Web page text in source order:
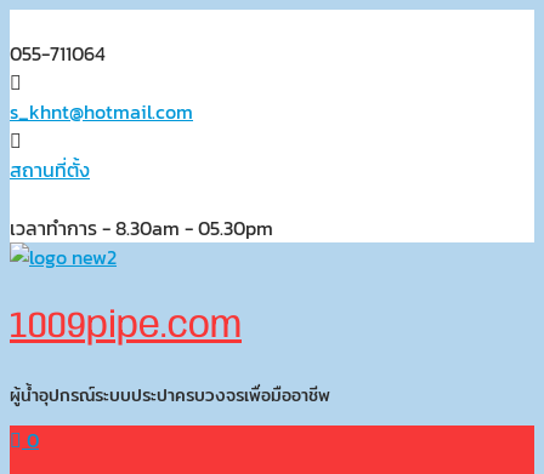
to
content
055-711064
s_khnt@hotmail.com
สถานที่ตั้ง
เวลาทำการ - 8.30am - 05.30pm
1009pipe.com
ผู้น้ำอุปกรณ์ระบบประปาครบวงจรเพื่อมืออาชีพ
0